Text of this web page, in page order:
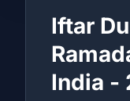
Iftar
India -